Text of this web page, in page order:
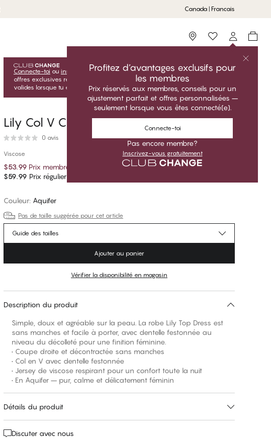
Canada | Francais
Storefinder
Profitez d’avantages exclusifs pour
les membres
Prix réservés aux membres, conseils pour un
ajustement parfait et offres personnalisées –
seulement lorsque vous êtes connecté(e).
Connecte-toi
Pas encore membre?
Inscrivez-vous gratuitement
Connecte-toi ou inscris-toi
inscris-toi gratuitement pour profiter de tes
offres exclusives réservées aux membres! Les prix Club sont uniquement
valides lorsque tu es connecté(e).
Lily Col V Chemise de nuit
0 avis
Viscose
$53.99 Prix membre
$59.99 Prix régulier
Couleur: Aquifer
Pas de taille suggérée pour cet article
Guide des tailles
Ajouter au panier
Vérifier la disponibilité en magasin
Description du produit
Simple, doux et agréable sur la peau. La robe Lily Top Dress est
sans manches et facile à porter, avec dentelle festonnée au
niveau du décolleté pour une finition féminine.
• Coupe droite et décontractée sans manches
• Col en V avec dentelle festonnée
• Jersey de viscose respirant pour un confort toute la nuit
• En Aquifer – pur, calme et délicatement féminin
Détails du produit
Discuter avec nous